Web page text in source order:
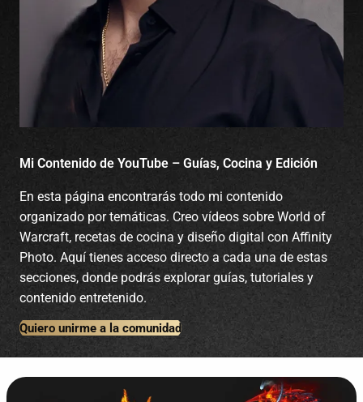
Mi Contenido de YouTube – Guías, Cocina y Edición
En esta página encontrarás todo mi contenido
organizado por temáticas. Creo vídeos sobre World of
Warcraft, recetas de cocina y diseño digital con Affinity
Photo. Aquí tienes acceso directo a cada una de estas
secciones, donde podrás explorar guías, tutoriales y
contenido entretenido.
Quiero unirme a la comunidad